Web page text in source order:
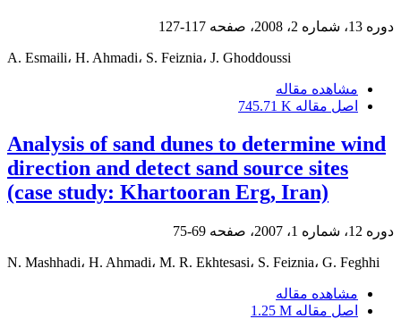
دوره 13، شماره 2، 2008، صفحه 117-127
A. Esmaili، H. Ahmadi، S. Feiznia، J. Ghoddoussi
مشاهده مقاله
اصل مقاله 745.71 K
Analysis of sand dunes to determine wind
direction and detect sand source sites
(case study: Khartooran Erg, Iran)
دوره 12، شماره 1، 2007، صفحه 69-75
N. Mashhadi، H. Ahmadi، M. R. Ekhtesasi، S. Feiznia، G. Feghhi
مشاهده مقاله
اصل مقاله 1.25 M